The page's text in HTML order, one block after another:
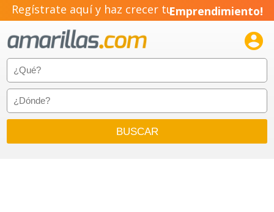
Regístrate aquí y haz crecer tuEmprendimiento!
